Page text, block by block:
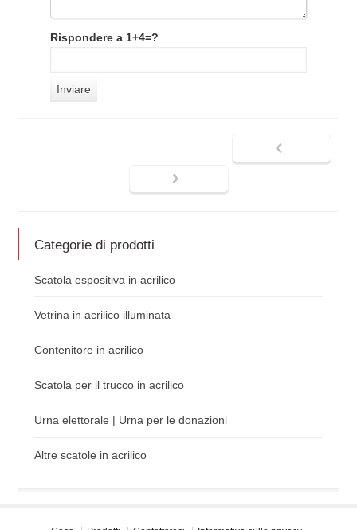
Rispondere a 1+4=?
Categorie di prodotti
Scatola espositiva in acrilico
Vetrina in acrilico illuminata
Contenitore in acrilico
Scatola per il trucco in acrilico
Urna elettorale | Urna per le donazioni
Altre scatole in acrilico